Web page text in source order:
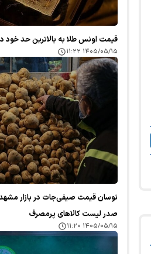
قیمت اونس طلا به بالاترین حد خود در ۷ هفته اخیر
۱۴۰۵/۰۵/۱۵ ۱۱:۲۲
نوسان قیمت صیفی‌جات در بازار
صدر لیست کالا‌های پرمصرف
۱۴۰۵/۰۵/۱۵ ۱۱:۲۰